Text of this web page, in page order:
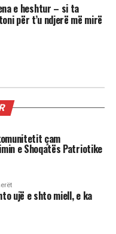
e heshtur – si ta
për t’u ndjerë më mirë
çam
e Shoqatës Patriotike
ujë e shto miell, e ka